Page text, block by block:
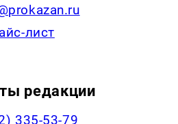
лист
редакции
335-53-79